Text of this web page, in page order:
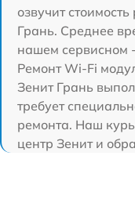
озвучит
Грань. Среднее
нашем сервисном
Ремонт Wi-Fi
Зенит Грань
требует
ремонта. Наш
центр Зенит и